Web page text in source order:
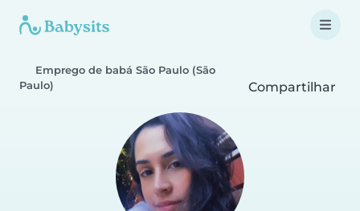
Emprego de babá São Paulo (São
Paulo)
Compartilhar